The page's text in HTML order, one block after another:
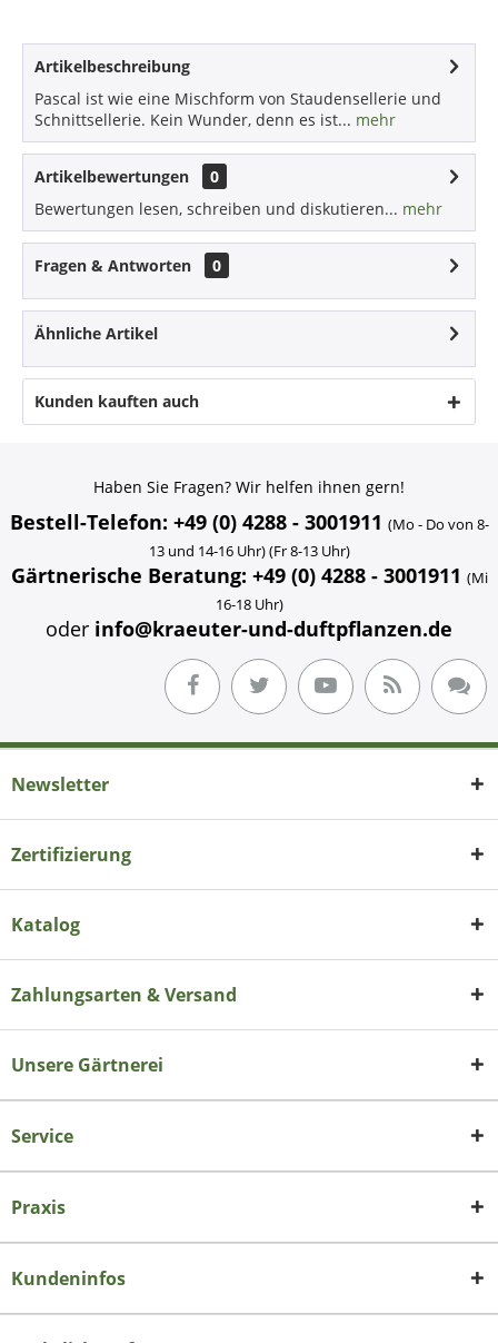
Artikelbeschreibung
Pascal ist wie eine Mischform von Staudensellerie und
Schnittsellerie. Kein Wunder, denn es ist... mehr
Artikelbewertungen
0
Bewertungen lesen, schreiben und diskutieren... mehr
Fragen & Antworten 0
Ähnliche Artikel
Kunden kauften auch
Haben Sie Fragen? Wir helfen ihnen gern!
Bestell-Telefon: +49 (0) 4288 - 3001911 (Mo - Do von 8-
13 und 14-16 Uhr) (Fr 8-13 Uhr)
Gärtnerische Beratung: +49 (0) 4288 - 3001911 (Mi
16-18 Uhr)
oder info@kraeuter-und-duftpflanzen.de
Newsletter
Zertifizierung
Katalog
Zahlungsarten & Versand
Unsere Gärtnerei
Service
Praxis
Kundeninfos